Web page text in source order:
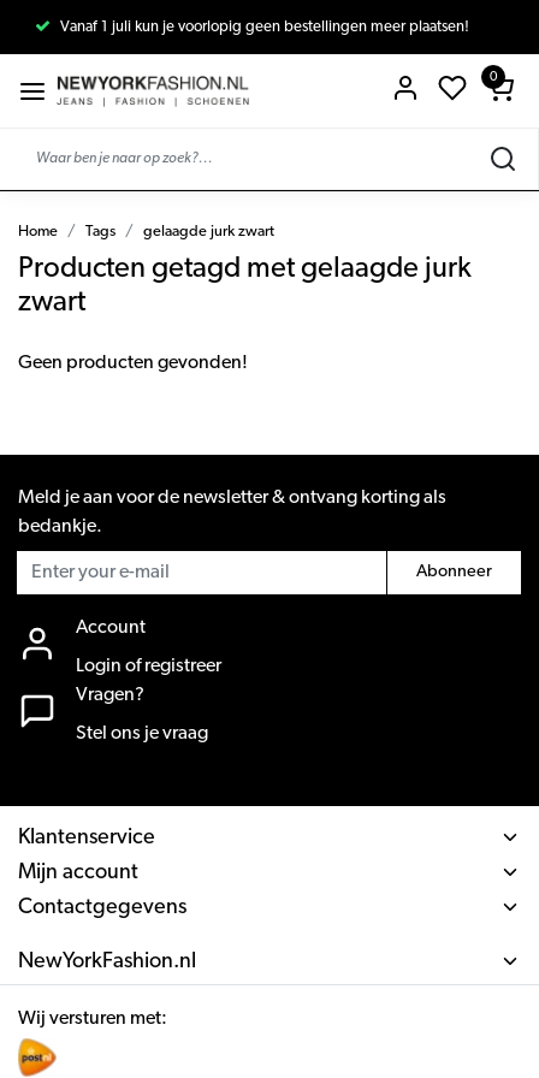
Vanaf 1 juli kun je voorlopig geen bestellingen meer plaatsen!
0
Home Tags gelaagde jurk zwart
Producten getagd met gelaagde jurk
zwart
Geen producten gevonden!
Meld je aan voor de newsletter & ontvang korting als
bedankje.
Abonneer
Account
Login of registreer
Vragen?
Stel ons je vraag
Klantenservice
Mijn account
Contactgegevens
NewYorkFashion.nl
Wij versturen met: